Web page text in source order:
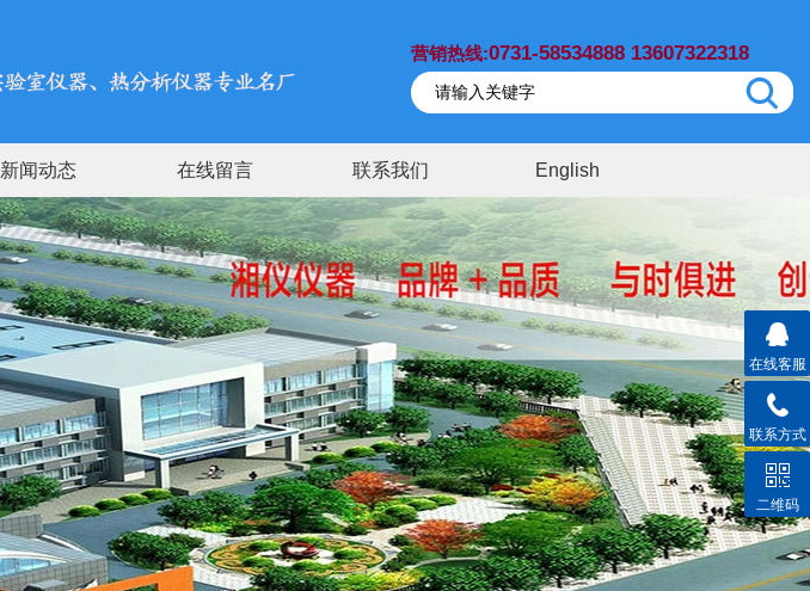
营销热线:0731-58534888 13607322318
新闻动态 在线留言 联系我们 English
在线客服
联系方式
二维码